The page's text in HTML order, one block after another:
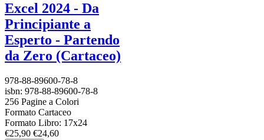
Excel 2024 - Da
Principiante a
Esperto - Partendo
da Zero (Cartaceo)
978-88-89600-78-8
isbn: 978-88-89600-78-8
256 Pagine a Colori
Formato Cartaceo
Formato Libro: 17x24
€25,90 €24,60